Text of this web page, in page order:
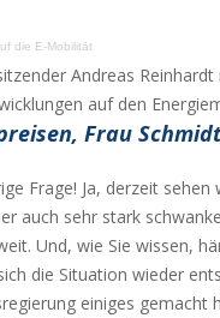
die E-Mobilität
Andreas
auf den
Frau
Frage! Ja, derzeit
auch sehr stark
Und, wie Sie wissen,
die Situation wieder
einiges